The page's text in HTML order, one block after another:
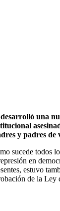
desarrolló una
y padres
sucede todos
en
estuvo
de la Ley